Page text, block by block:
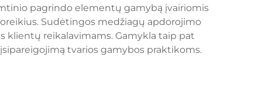
pagrindo elementų gamybą įvairiomis
Sudėtingos medžiagų apdorojimo
klientų reikalavimams. Gamykla taip pat
tvarios gamybos praktikoms.